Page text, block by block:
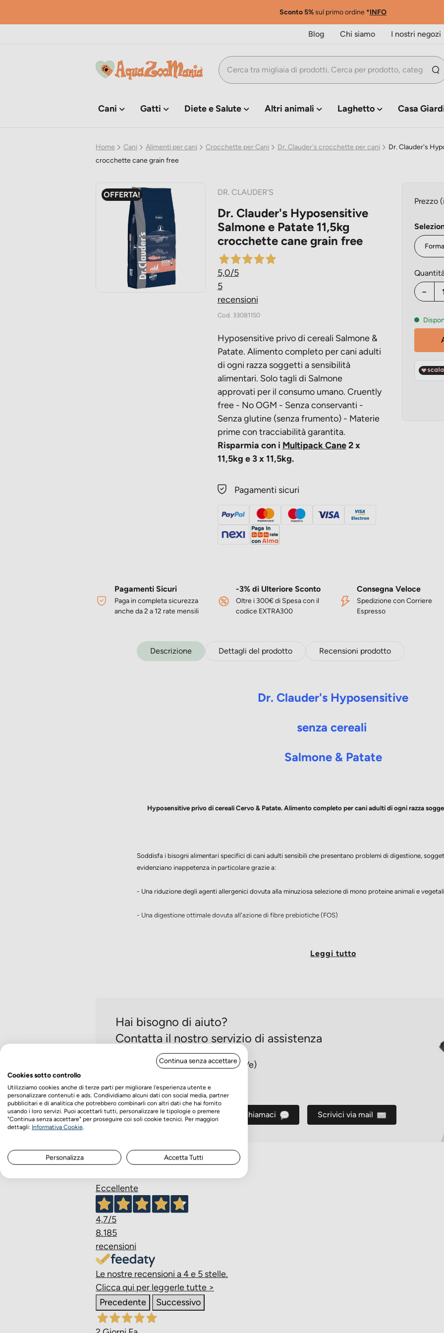
Sconto 5%sul primo ordine *INFO
Blog Chi siamo I nostri negozi
Cani Gatti Diete e Salute Altri animali Laghetto Casa
Home Cani Alimenti per cani Crocchette per Cani Dr. Clauder's crocchette per cani
Dr. Clauder's
crocchette cane grain free
OFFERTA! DR. CLAUDER'S
Dr. Clauder's Hyposensitive
Salmone e Patate 11,5kg
crocchette cane grain free
5,0/5
5
recensioni
Cod. 33081150
Hyposensitive privo di cereali Salmone &
Patate. Alimento completo per cani adulti
di ogni razza soggetti a sensibilità
alimentari. Solo tagli di Salmone
approvati per il consumo umano. Cruently
free - No OGM - Senza conservanti -
Senza glutine (senza frumento) - Materie
prime con tracciabilità garantita.
Risparmia con i Multipack Cane2 x
11,5kg e 3 x 11,5kg.
Pagamenti sicuri
Prezzo
−
Pagamenti Sicuri
Paga in completa sicurezza
anche da 2 a 12 rate mensili
-3% di Ulteriore Sconto
Oltre i 300€ di Spesa con il
codice EXTRA300
Consegna Veloce
Spedizione con Corriere
Espresso
Descrizione Dettagli del prodotto Recensioni prodotto
Dr. Clauder's Hyposensitive
senza cereali
Salmone & Patate
Hyposensitive privo di cereali Cervo & Patate. Alimento completo per cani adulti di ogni razza
Soddisfa i bisogni alimentari specifici di cani adulti sensibili che presentano problemi di digestione,
evidenziano inappetenza in particolare graziea:
- Una riduzione degli agenti allergenici dovuta alla minuziosa selezione di mono proteineanimali e vegetali
- Una digestione ottimale dovuta all'azione di fibre prebiotiche (FOS)
- Senza granturco
- Senza conservanti
Con:
- Sensitive Complex
(Aumenta la protezione nei cani allergici
- Well Balanced Complex
(Garantisce l'equilibrio energeticoproteico)
Leggi tutto
Hai bisogno di aiuto?
Contatta il nostro servizio di assistenza
Via Venezia n. 60/a, Scorzè (Ve)
Lun- Ven - 17.30 / 18.30
Scrivici su Whatsapp Chiamaci Scrivici via mail
Eccellente
4,7/5
8.185
recensioni
Le nostre recensioni a 4 e 5 stelle.
Clicca qui per leggerle tutte >
Precedente
Successivo
Continua senza accettare
Cookies sotto controllo
Utilizziamo cookies anche di terze parti per migliorare l'esperienza utente e
personalizzare contenuti e ads. Condividiamo alcuni dati con social media, partner
pubblicitari e di analitica che potrebbero combinarli con altri dati che hai fornito
usando i loro servizi. Puoi accettarli tutti, personalizzare le tipologie o premere
"Continua senza accettare" per proseguire coi soli cookie tecnici. Per maggiori
dettagli: Informativa Cookie.
Personalizza Accetta Tutti